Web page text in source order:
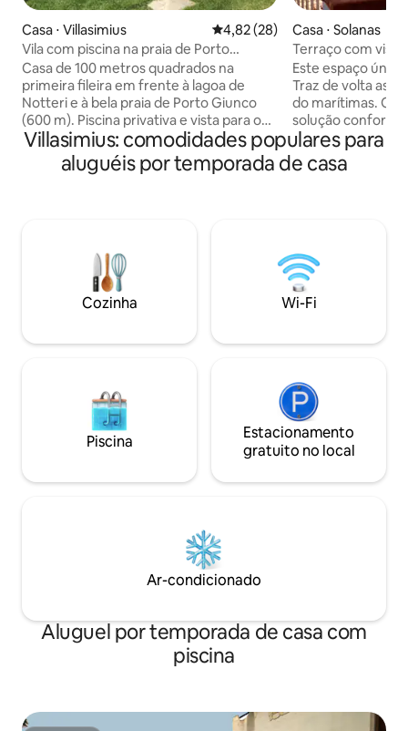
Casa ⋅ Villasimius 4,82 de uma avaliação média
4,82 (28)
Vila com piscina na praia de Porto
Giunco.
Casa de 100 metros quadrados na
primeira fileira em frente à lagoa de
Notteri e à bela praia de Porto Giunco
(600 m). Piscina privativa e vista para o
mar. Sala de estar com cozinha
equipada, um quarto de casal, um
segundo quarto com três camas e
roupa, móveis de jardim. Jardim e
estacionamento em frente à casa.
Reserva de no mínimo 5 dias (mínimo de
uma semana em julho/agosto).
Casa ⋅ Solanas
Terraço com vista
Este espaço
Traz de volta as
do marítimas. O
solução
uma vista
dois quartos
um bom
de indução, TV,
chuveiro ao ar
vista você vai ter!!!
Villasimius: comodidades populares para
aluguéis por temporada de casa
Cozinha Wi-Fi
Piscina
Estacionamento
gratuito no local
Ar-condicionado
Aluguel por temporada de casa com
piscina